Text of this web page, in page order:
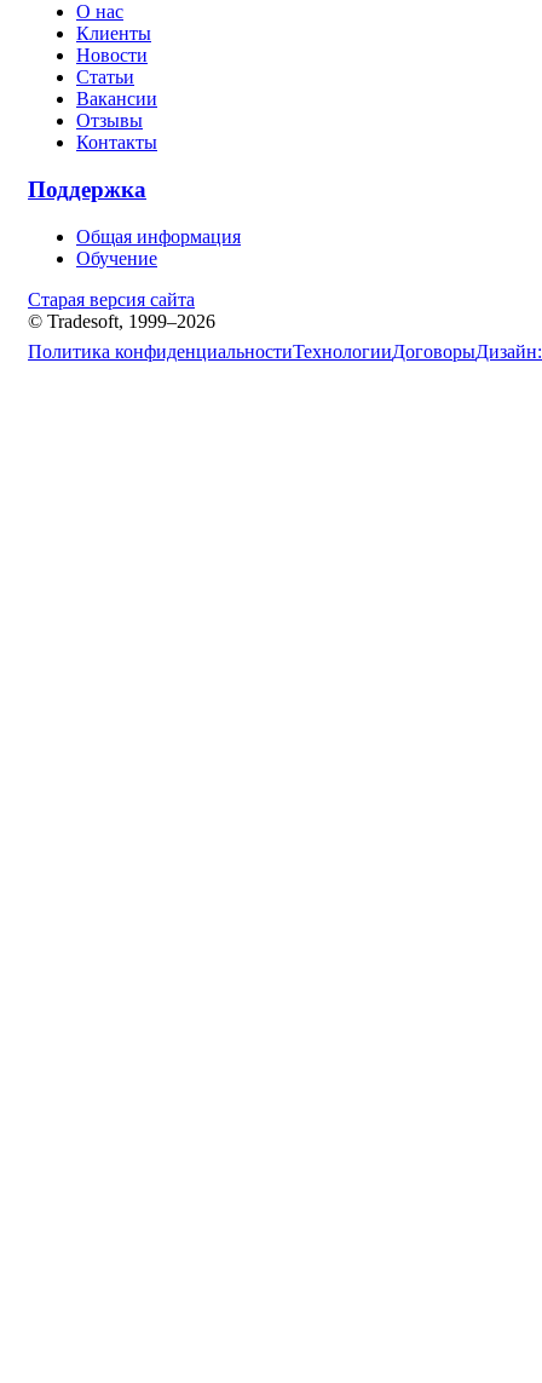
О нас
Клиенты
Новости
Статьи
Вакансии
Отзывы
Контакты
Поддержка
Общая информация
Обучение
Старая версия сайта
© Tradesoft, 1999–2026
Политика конфиденциальностиТехнологииДоговорыДизайн: